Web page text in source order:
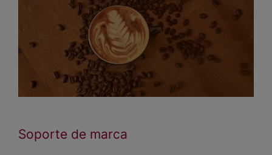
Soporte de marca